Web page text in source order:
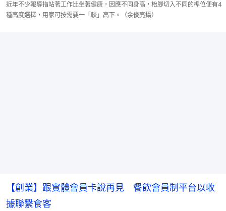
近年不少報導指站著工作比坐著健康，因應不同身高，枱腳切入不同的榫位便有4
種高度選擇，用家可按需要一「較」高下。（余俊亮攝）
【創業】跟實體會員卡說再見 餐飲會員制平台以收
據聯繫食客